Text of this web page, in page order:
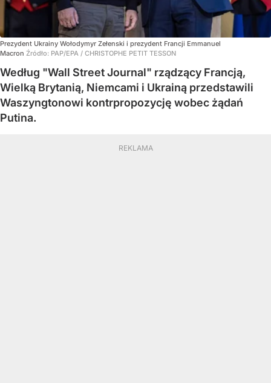
Prezydent Ukrainy Wołodymyr Zełenski i prezydent Francji Emmanuel
Macron Źródło: PAP/EPA / CHRISTOPHE PETIT TESSON
Według "Wall Street Journal" rządzący Francją,
Wielką Brytanią, Niemcami i Ukrainą przedstawili
Waszyngtonowi kontrpropozycję wobec żądań
Putina.